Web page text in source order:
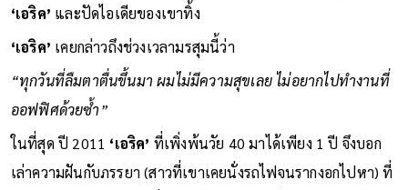
‘เอริค’ และปัดไอเดียของเขาทิ้ง
‘เอริค’ เคยกล่าวถึงช่วงเวลามรสุมนี้ว่า
“ทุกวันที่ลืมตาตื่นขึ้นมา ผมไม่มีความสุขเลย ไม่อยากไปทำงานที่
ออฟฟิศด้วยซ้ำ”
ในที่สุด ปี 2011 ‘เอริค’ ที่เพิ่งพ้นวัย 40 มาได้เพียง 1 ปี จึงบอก
เล่าความฝันกับภรรยา (สาวที่เขาเคยนั่งรถไฟจนรากงอกไปหา) ที่